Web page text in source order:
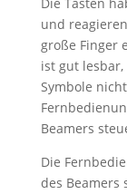
und
große Finger
ist gut
Symbole
Beamers
Die
des Beamers